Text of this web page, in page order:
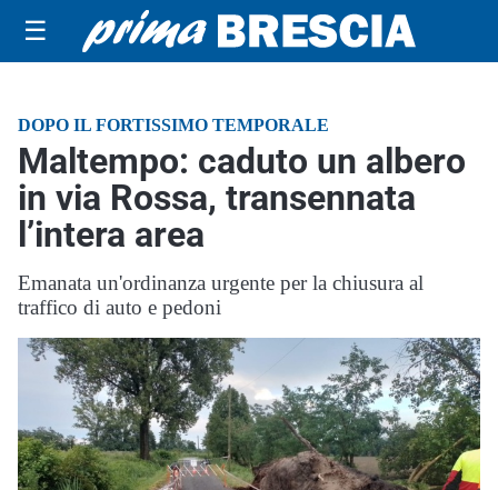
☰
DOPO IL FORTISSIMO TEMPORALE
Maltempo: caduto un albero
in via Rossa, transennata
l’intera area
Emanata un'ordinanza urgente per la chiusura al
traffico di auto e pedoni